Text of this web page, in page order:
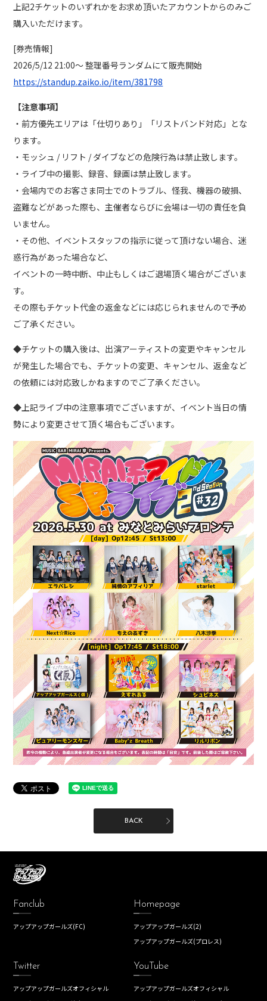
上記2チケットのいずれかをお求め頂いたアカウントからのみご
購入いただけます。
[券売情報]
2026/5/12 21:00～ 整理番号ランダムにて販売開始
https://standup.zaiko.io/item/381798
【注意事項】
・前方優先エリアは「仕切りあり」「リストバンド対応」とな
ります。
・モッシュ / リフト / ダイブなどの危険行為は禁止致します。
・ライブ中の撮影、録音、録画は禁止致します。
・会場内でのお客さま同士でのトラブル、怪我、機器の破損、
盗難などがあった際も、主催者ならびに会場は一切の責任を負
いません。
・その他、イベントスタッフの指示に従って頂けない場合、迷
惑行為があった場合など、
イベントの一時中断、中止もしくはご退場頂く場合がございま
す。
その際もチケット代金の返金などには応じられませんので予め
ご了承ください。
◆チケットの購入後は、出演アーティストの変更やキャンセル
が発生した場合でも、チケットの変更、キャンセル、返金など
の依頼には対応致しかねますのでご了承ください。
◆上記ライブ中の注意事項でございますが、イベント当日の情
勢により変更させて頂く場合もございます。
BACK
Fanclub
アップアップガールズ(FC)
Homepage
アップアップガールズ(2)
アップアップガールズ(プロレス)
Twitter
アップアップガールズオフィシャル
YouTube
アップアップガールズオフィシャル